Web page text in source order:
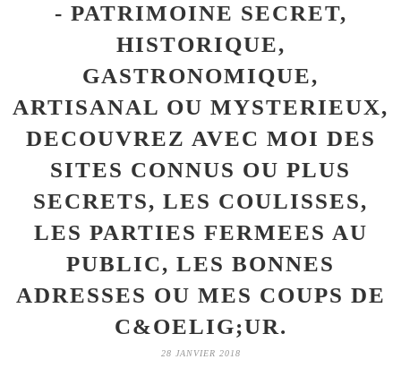
- PATRIMOINE SECRET,
HISTORIQUE,
GASTRONOMIQUE,
ARTISANAL OU MYSTERIEUX,
DECOUVREZ AVEC MOI DES
SITES CONNUS OU PLUS
SECRETS, LES COULISSES,
LES PARTIES FERMEES AU
PUBLIC, LES BONNES
ADRESSES OU MES COUPS DE
C&OELIG;UR.
28 JANVIER 2018